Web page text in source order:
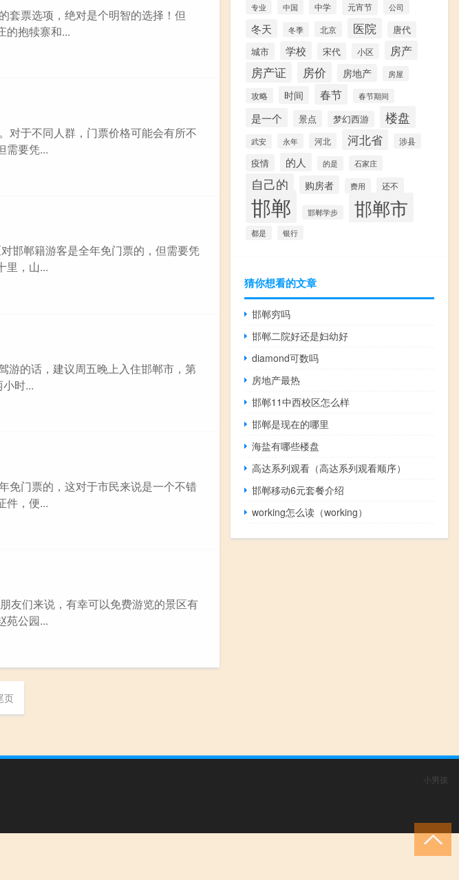
套票选项，绝对是个明智的选择！但
的抱犊寨和...
对于不同人群，门票价格可能会有所不
需要凭...
邯郸籍游客是全年免门票的，但需要凭
里，山...
游的话，建议周五晚上入住邯郸市，第
时...
免门票的，这对于市民来说是一个不错
件，便...
友们来说，有幸可以免费游览的景区有
苑公园...
页
专业 中国 中学 元宵节 公司
冬天 冬季 北京 医院 唐代
城市 学校 宋代 小区 房产
房产证 房价 房地产
房屋
攻略
时间 春节 春节期间
是一个 景点 梦幻西游 楼盘
武安 永年 河北 河北省 涉县
疫情 的人 的是 石家庄
自己的 购房者 费用 还不
邯郸 邯郸学步 邯郸市
都是 银行
猜你想看的文章
邯郸穷吗
邯郸二院好还是妇幼好
diamond可数吗
房地产最热
邯郸11中西校区怎么样
邯郸是现在的哪里
海盐有哪些楼盘
高达系列观看（高达系列观看顺序）
邯郸移动6元套餐介绍
working怎么读（working）
小男孩